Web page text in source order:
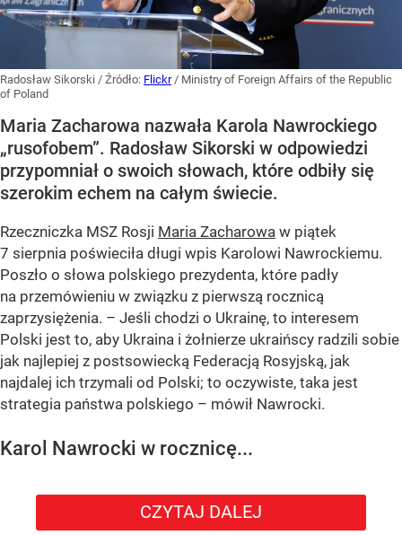
Radosław Sikorski / Źródło: Flickr / Ministry of Foreign Affairs of the Republic
of Poland
Maria Zacharowa nazwała Karola Nawrockiego
„rusofobem”. Radosław Sikorski w odpowiedzi
przypomniał o swoich słowach, które odbiły się
szerokim echem na całym świecie.
Rzeczniczka MSZ Rosji Maria Zacharowa w piątek
7 sierpnia poświeciła długi wpis Karolowi Nawrockiemu.
Poszło o słowa polskiego prezydenta, które padły
na przemówieniu w związku z pierwszą rocznicą
zaprzysiężenia. – Jeśli chodzi o Ukrainę, to interesem
Polski jest to, aby Ukraina i żołnierze ukraińscy radzili sobie
jak najlepiej z postsowiecką Federacją Rosyjską, jak
najdalej ich trzymali od Polski; to oczywiste, taka jest
strategia państwa polskiego – mówił Nawrocki.
Karol Nawrocki w rocznicę...
CZYTAJ DALEJ